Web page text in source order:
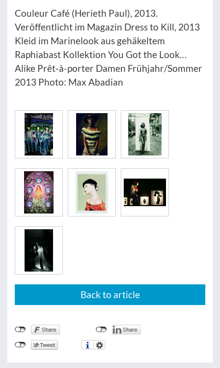
Couleur Café (Herieth Paul), 2013.
Veröffentlicht im Magazin Dress to Kill, 2013
Kleid im Marinelook aus gehäkeltem
Raphiabast Kollektion You Got the Look…
Alike Prêt-à-porter Damen Frühjahr/Sommer
2013 Photo: Max Abadian
Back to article